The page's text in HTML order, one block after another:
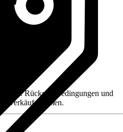
z. B. Rückgabebedingungen und
Verkäufernamen.